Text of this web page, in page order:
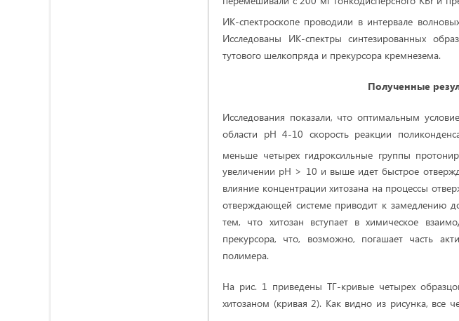
ИК-спектроскопе проводили в интервале
Исследованы ИК-спектры синтезированных
тутового шелкопряда и прекурсора кремнезема.
Полученные
Исследования показали, что оптимальным
области рН 4-10 скорость реакции
меньше четырех гидроксильные группы
увеличении рН > 10 и выше идет быстрое
влияние концентрации хитозана на процессы
отверждающей системе приводит к замедлению
тем, что хитозан вступает в химическое
прекурсора, что, возможно, погашает часть
полимера.
На рис. 1 приведены ТГ-кривые четырех
хитозаном (кривая 2). Как видно из рисунка, все